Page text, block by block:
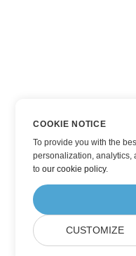
COOKIE NOTICE
To provide you with the
personalization, analytics,
toour cookie policy.
CUSTOMIZE